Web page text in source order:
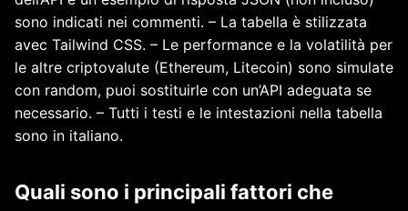
sono indicati nei commenti. – La tabella è stilizzata
avec Tailwind CSS. – Le performance e la volatilità per
le altre criptovalute (Ethereum, Litecoin) sono simulate
con random, puoi sostituirle con un’API adeguata se
necessario. – Tutti i testi e le intestazioni nella tabella
sono in italiano.
Quali sono i principali fattori che